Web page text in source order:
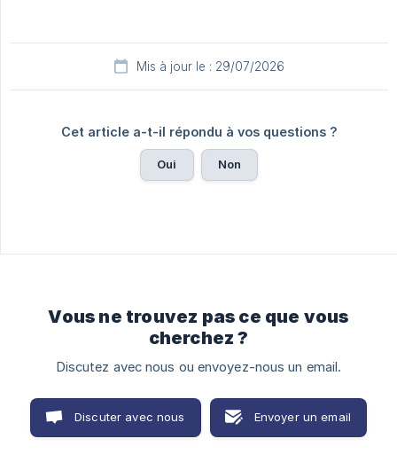
Mis à jour le : 29/07/2026
Cet article a-t-il répondu à vos questions ?
Oui Non
Vous ne trouvez pas ce que vous
cherchez ?
Discutez avec nous ou envoyez-nous un email.
Discuter avec nous Envoyer un email